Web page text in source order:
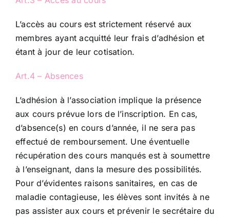
L’accès au cours est strictement réservé aux
membres ayant acquitté leur frais d’adhésion et
étant à jour de leur cotisation.
Art.4 – Absences
L’adhésion à l’association implique la présence
aux cours prévue lors de l’inscription. En cas,
d’absence(s) en cours d’année, il ne sera pas
effectué de remboursement. Une éventuelle
récupération des cours manqués est à soumettre
à l’enseignant, dans la mesure des possibilités.
Pour d’évidentes raisons sanitaires, en cas de
maladie contagieuse, les élèves sont invités à ne
pas assister aux cours et prévenir le secrétaire du